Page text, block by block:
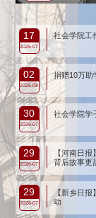
17
2026-07
社会学院工
02
2026-08
捐赠10万助
30
2026-07
社会学院学
29
2026-07
【河南日
背后故事更
29
2026-07
【新乡日报
动